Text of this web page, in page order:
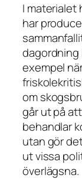
I materialet
har
dagordning
exempel
om
går ut på
behandlar
utan gör
ut vissa
överlägsna.